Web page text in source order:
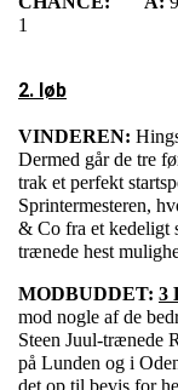
1
2. løb
VINDEREN:
Dermed går de tre
trak et perfekt
Sprintermesteren,
& Co fra et kedeligt
trænede hest
MODBUDDET: 3
mod nogle af de
Steen Juul-trænede
på Lunden og i